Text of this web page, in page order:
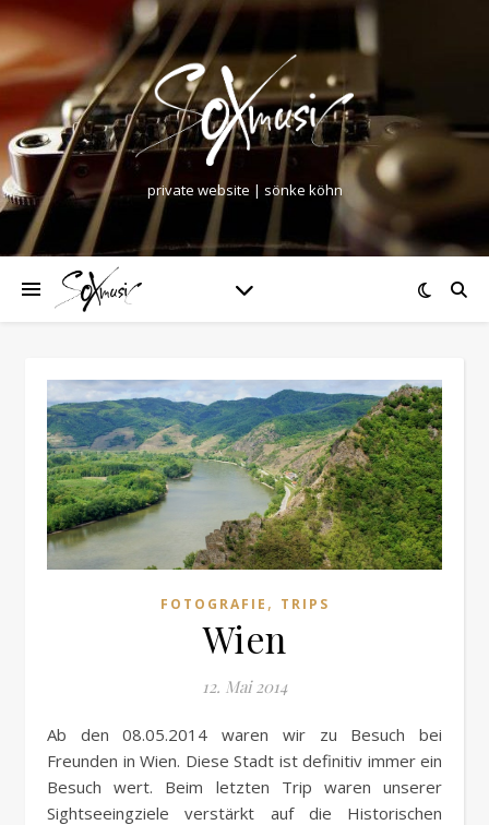
private website | sönke köhn
FOTOGRAFIE , TRIPS
Wien
12. Mai 2014
Ab den 08.05.2014 waren wir zu Besuch bei
Freunden in Wien. Diese Stadt ist definitiv immer ein
Besuch wert. Beim letzten Trip waren unserer
Sightseeingziele verstärkt auf die Historischen